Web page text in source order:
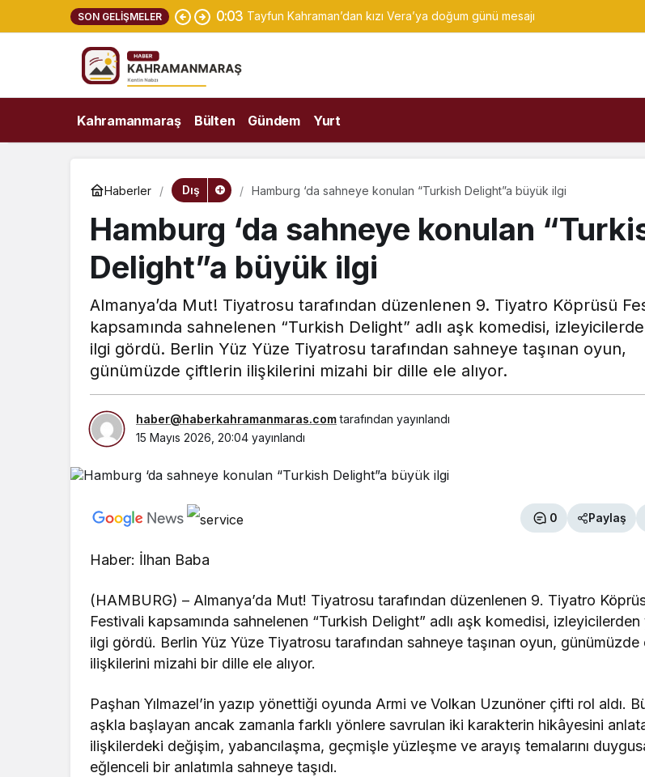
SON GELIŞMELER 0:03 Tayfun Kahraman’dan kızı Vera’ya doğum günü mesajı
Kahramanmaraş Bülten Gündem Yurt
Haberler Dış Hamburg ‘da sahneye konulan “Turkish Delight”a büyük ilgi
Hamburg ‘da sahneye konulan
Delight”a büyük ilgi
Almanya’da Mut! Tiyatrosu tarafından düzenlenen 9. Tiyatro Köprüsü
kapsamında sahnelenen “Turkish Delight” adlı aşk komedisi,
ilgi gördü. Berlin Yüz Yüze Tiyatrosu tarafından sahneye taşınan oyun,
günümüzde çiftlerin ilişkilerini mizahi bir dille ele alıyor.
haber@haberkahramanmaras.comtarafından yayınlandı
15 Mayıs 2026, 20:04 yayınlandı
0 Paylaş
Haber: İlhan Baba
(HAMBURG) – Almanya’da Mut! Tiyatrosu tarafından düzenlenen 9. Tiyatro
Festivali kapsamında sahnelenen “Turkish Delight” adlı aşk komedisi,
ilgi gördü. Berlin Yüz Yüze Tiyatrosu tarafından sahneye taşınan oyun, günümüzde
ilişkilerini mizahi bir dille ele alıyor.
Paşhan Yılmazel’in yazıp yönettiği oyunda Armi ve Volkan Uzunöner çifti rol aldı.
aşkla başlayan ancak zamanla farklı yönlere savrulan iki karakterin hikâyesini
ilişkilerdeki değişim, yabancılaşma, geçmişle yüzleşme ve arayış temalarını
eğlenceli bir anlatımla sahneye taşıdı.